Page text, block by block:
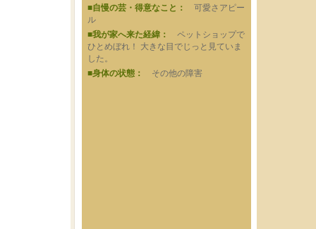
■自慢の芸・得意なこと： 可愛さアピー
ル
■我が家へ来た経緯： ペットショップで
ひとめぼれ！ 大きな目でじっと見ていま
した。
■身体の状態： その他の障害